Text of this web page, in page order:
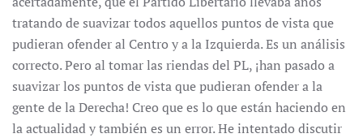
tratando de suavizar todos aquellos puntos de vista que
pudieran ofender al Centro y a la Izquierda. Es un análisis
correcto. Pero al tomar las riendas del PL, ¡han pasado a
suavizar los puntos de vista que pudieran ofender a la
gente de la Derecha! Creo que es lo que están haciendo en
la actualidad y también es un error. He intentado discutir